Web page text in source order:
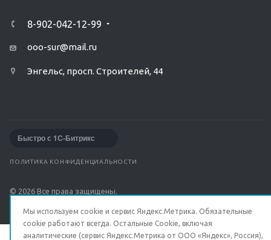
8-902-042-12-99
ooo-sur@mail.ru
Энгельс, просп. Строителей, 44
Быстро с 1С-Битрикс
ПОЛИТИКА КОНФИДЕНЦИАЛЬНОСТИ
© 2026 Все права защищены.
Мы используем cookie и сервис Яндекс.Метрика. Обязательные
cookie работают всегда. Остальные Сookie, включая
аналитические (сервис Яндекс.Метрика от ООО «Яндекс», Россия),